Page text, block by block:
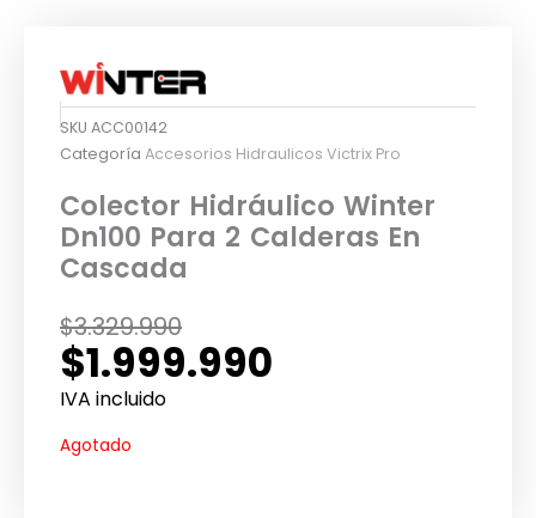
SKU ACC00142
Categoría Accesorios Hidraulicos Victrix Pro
Colector Hidráulico Winter
Dn100 Para 2 Calderas En
Cascada
$3.329.990
El
precio
original
$3.329.990.
$1.999.990
El
precio
actual
$1.999.990.
IVA incluido
Agotado